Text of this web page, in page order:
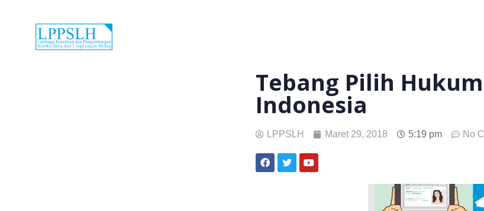
Tebang Pilih
Indonesia
LPPSLH Maret 29, 2018 5:19 pm No